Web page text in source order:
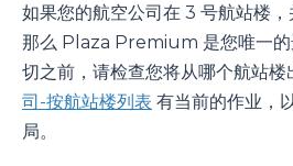
如果您的航空公司在 3 号航站楼，
那么 Plaza Premium 是您唯一的
切之前，请检查您将从哪个航站
司-按航站楼列表 有当前的作业，
局。